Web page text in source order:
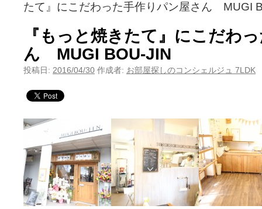
たて』にこだわった手作りパン屋さん MUGI
『もっと焼きたて』にこだわ
ん MUGI BOU-JIN
投稿日: 2016/04/30 作成者: お部屋探しのコンシェルジュ 7LDK